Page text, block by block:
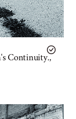
Continuity.,